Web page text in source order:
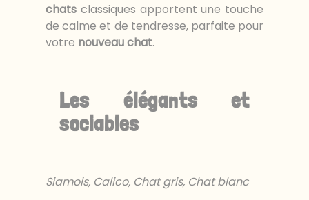
chats classiques apportent une touche
de calme et de tendresse, parfaite pour
votre nouveau chat.
Les élégants et
sociables
Siamois, Calico, Chat gris, Chat blanc